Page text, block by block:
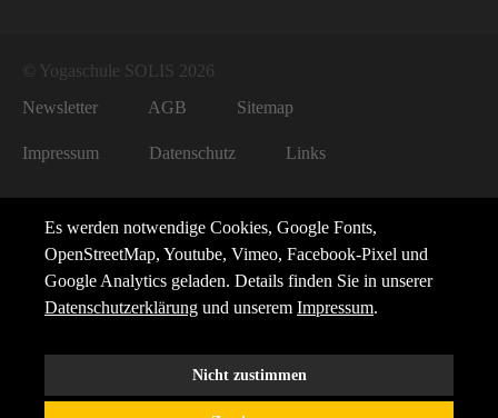
© Yogaschule SOLIS 2026
Newsletter
AGB Sitemap
Impressum Datenschutz Links
Es werden notwendige Cookies, Google Fonts,
OpenStreetMap, Youtube, Vimeo, Facebook-Pixel und
Google Analytics geladen. Details finden Sie in unserer
Datenschutzerklärung und unseremImpressum.
Nicht zustimmen